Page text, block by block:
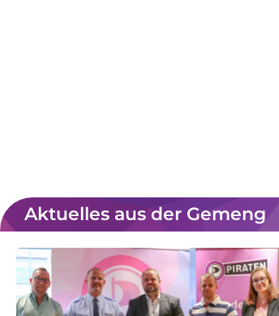
Aktuelles aus der Gemeng